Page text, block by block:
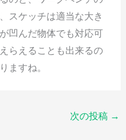
スケッチは適当な大き
凹んだ物体でも対応可
らえることも出来るの
ますね。
次の投稿 →